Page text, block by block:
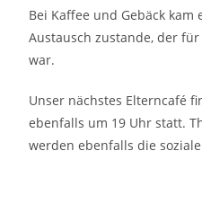
Bei Kaffee und Gebäck
Austausch zustande, der
war.
Unser nächstes Elterncafé
ebenfalls um 19 Uhr statt.
werden ebenfalls die